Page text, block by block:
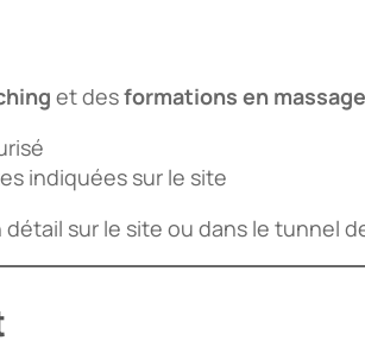
et desformations en
indiquées sur le site
sur le site ou dans le tunnel